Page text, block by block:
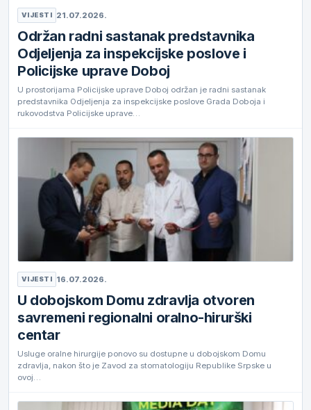
VIJESTI 21.07.2026.
Održan radni sastanak predstavnika
Odjeljenja za inspekcijske poslove i
Policijske uprave Doboj
U prostorijama Policijske uprave Doboj održan je radni sastanak
predstavnika Odjeljenja za inspekcijske poslove Grada Doboja i
rukovodstva Policijske uprave…
VIJESTI 16.07.2026.
U dobojskom Domu zdravlja otvoren
savremeni regionalni oralno-hirurški
centar
Usluge oralne hirurgije ponovo su dostupne u dobojskom Domu
zdravlja, nakon što je Zavod za stomatologiju Republike Srpske u
ovoj…